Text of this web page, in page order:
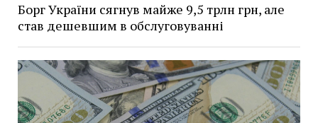
Борг України сягнув майже 9,5 трлн грн, але
став дешевшим в обслуговуванні